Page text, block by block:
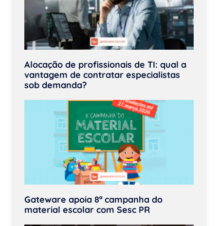
Alocação de profissionais de TI: qual a
vantagem de contratar especialistas
sob demanda?
Gateware apoia 8ª campanha do
material escolar com Sesc PR